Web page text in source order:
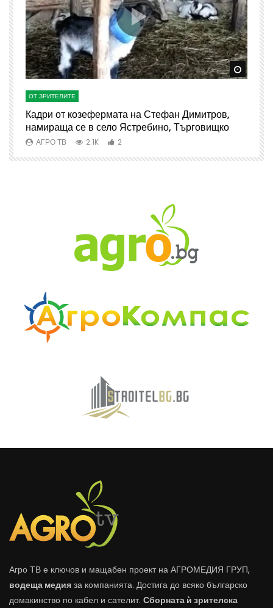
Watch Later Watch
ОТ ЗРИТЕЛИТЕ
Кадри от козефермата на Стефан Димитров,
намираща се в село Ястребино, Търговищко
АГРО ТВ 2.1K 2
Агро ТВ е ключов и мащабен проект на АГРОМЕДИЯ ГРУП,
водеща медия за компанията. Достига до всяко българско
домакинство по кабел и сателит. Сборната ѝ зрителска